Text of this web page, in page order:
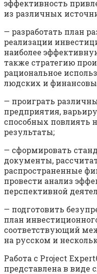
эффективность
из различных
— разработать план
реализации
наиболее
также стратегию
рациональное
людских и
— проиграть
предприятия,
способных повлиять
результаты;
— сформировать
документы,
распространенные
провести анализ
перспективной
— подготовить
план
соответствующий
на русском и
Работа с Project
представлена в